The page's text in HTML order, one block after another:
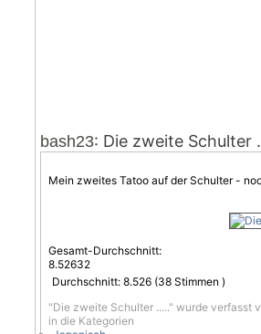
bash23: Die zweite Schulter
Mein zweites Tatoo auf der Schulter -
Gesamt-Durchschnitt:
8.52632
Durchschnitt: 8.526 (38 Stimmen )
"Die zweite Schulter ....." wurde verfasst
in die Kategorien